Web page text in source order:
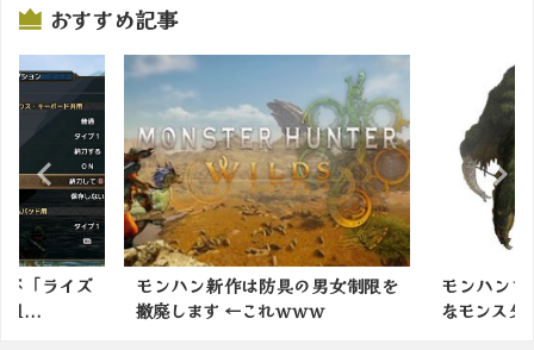
おすすめ記事
男女制限を
ｗ
モンハンでみんなが忘れていそう
なモンスターといえば
初代モン